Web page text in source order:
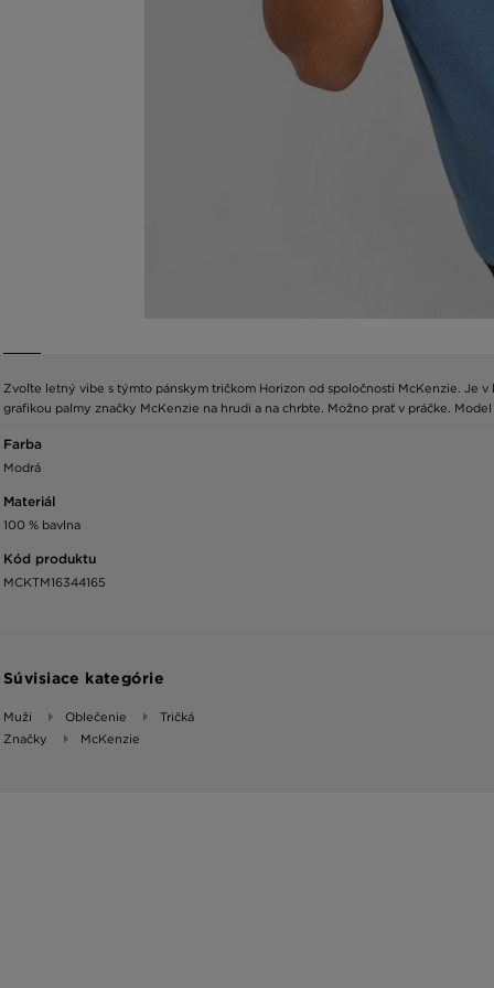
Zvoľte letný vibe s týmto pánskym tričkom Horizon od spoločnosti McKenzie. Je
grafikou palmy značky McKenzie na hrudi a na chrbte. Možno prať v práčke.
Farba
Modrá
Materiál
100 % bavlna
Kód produktu
MCKTM16344165
Súvisiace kategórie
Muži Oblečenie
Tričká
Značky
McKenzie